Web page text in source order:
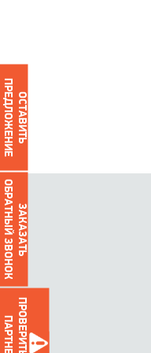
ОСТАВИТЬ
ПРЕДЛОЖЕНИЕ
ЗАКАЗАТЬ
ОБРАТНЫЙ ЗВОНОК